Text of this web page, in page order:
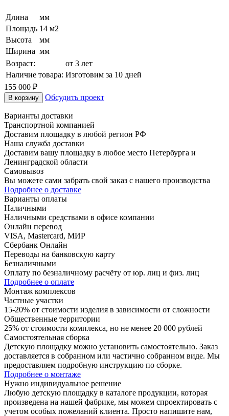
Длина
мм
Площадь 14 м2
Высота
мм
Ширина мм
Возраст:
от 3 лет
Наличие товара: Изготовим за 10 дней
155 000 ₽
В корзину Обсудить проект
Варианты доставки
Транспортной компанией
Доставим площадку в любой регион РФ
Наша служба доставки
Доставим вашу площадку в любое место Петербурга и
Ленинградской области
Самовывоз
Вы можете сами забрать свой заказ с нашего производства
Подробнее о доставке
Варианты оплаты
Наличными
Наличными средствами в офисе компании
Онлайн перевод
VISA, Mastercard, МИР
Сбербанк Онлайн
Переводы на банковскую карту
Безналичными
Оплату по безналичному расчёту от юр. лиц и физ. лиц
Подробнее о оплате
Монтаж комплексов
Частные участки
15-20% от стоимости изделия в зависимости от сложности
Общественные территории
25% от стоимости комплекса, но не менее 20 000 рублей
Самостоятельная сборка
Детскую площадку можно установить самостоятельно. Заказ
доставляется в собранном или частично собранном виде. Мы
предоставляем подробную инструкцию по сборке.
Подробнее о монтаже
Нужно индивидуальное решение
Любую детскую площадку в каталоге продукции, которая
произведена на нашей фабрике, мы можем спроектировать с
учетом особых пожеланий клиента. Просто напишите нам,